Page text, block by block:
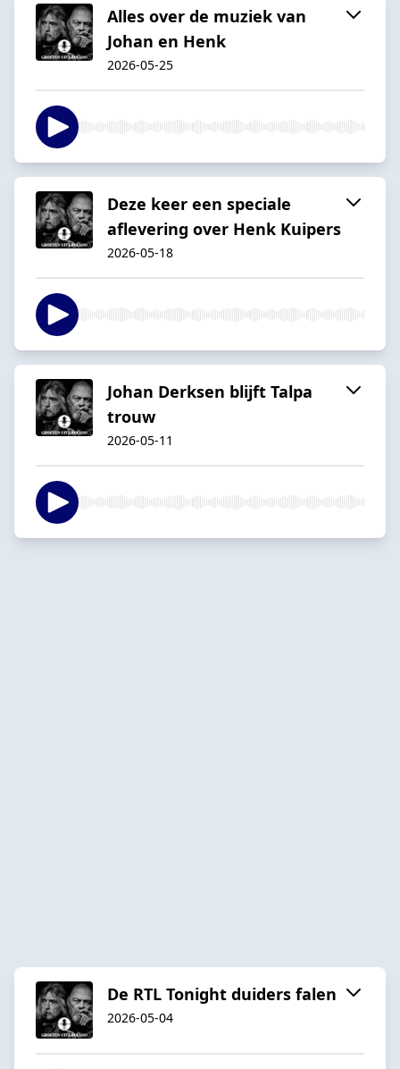
Alles over de muziek van
Johan en Henk
2026-05-25
Deze keer een speciale
aflevering over Henk Kuipers
2026-05-18
Johan Derksen blijft Talpa
trouw
2026-05-11
De RTL Tonight duiders falen
2026-05-04